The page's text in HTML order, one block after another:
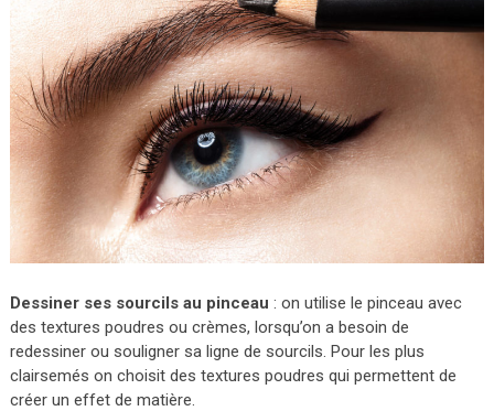
Dessiner ses sourcils au pinceau : on utilise le pinceau avec
des textures poudres ou crèmes, lorsqu’on a besoin de
redessiner ou souligner sa ligne de sourcils. Pour les plus
clairsemés on choisit des textures poudres qui permettent de
créer un effet de matière.